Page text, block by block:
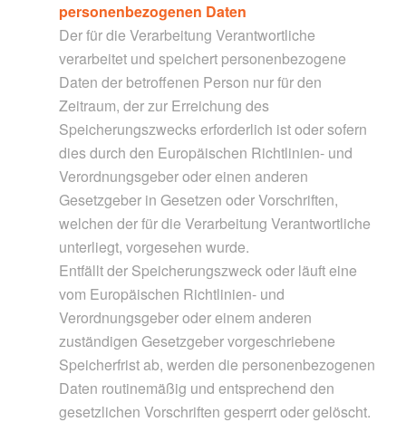
personenbezogenen Daten
Der für die Verarbeitung Verantwortliche
verarbeitet und speichert personenbezogene
Daten der betroffenen Person nur für den
Zeitraum, der zur Erreichung des
Speicherungszwecks erforderlich ist oder sofern
dies durch den Europäischen Richtlinien- und
Verordnungsgeber oder einen anderen
Gesetzgeber in Gesetzen oder Vorschriften,
welchen der für die Verarbeitung Verantwortliche
unterliegt, vorgesehen wurde.
Entfällt der Speicherungszweck oder läuft eine
vom Europäischen Richtlinien- und
Verordnungsgeber oder einem anderen
zuständigen Gesetzgeber vorgeschriebene
Speicherfrist ab, werden die personenbezogenen
Daten routinemäßig und entsprechend den
gesetzlichen Vorschriften gesperrt oder gelöscht.